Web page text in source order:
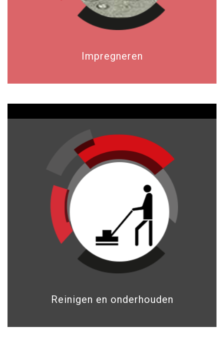
Impregneren
Reinigen en onderhouden